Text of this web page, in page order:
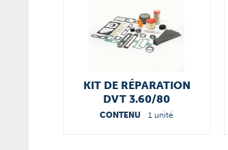
KIT DE RÉPARATION
DVT 3.60/80
56630044000
CONTENU 1 unité